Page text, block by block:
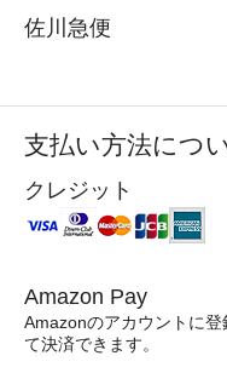
佐川急便
支払い方法につ
クレジット
Amazon Pay
Amazonのアカウントに
て決済できます。